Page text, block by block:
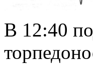
В 12:40